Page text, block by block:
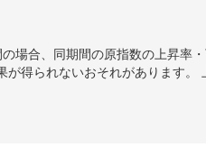
場合、同期間の原指数の上昇率
得られないおそれがあります